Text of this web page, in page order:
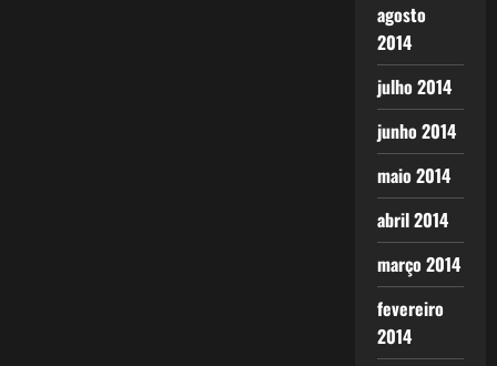
agosto
2014
julho 2014
junho 2014
maio 2014
abril 2014
março 2014
fevereiro
2014